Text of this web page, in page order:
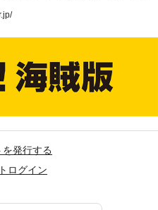
発行する
ログイン